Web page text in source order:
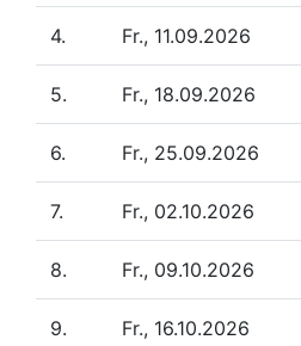
4. Fr., 11.09.2026
5. Fr., 18.09.2026
6. Fr., 25.09.2026
7. Fr., 02.10.2026
8. Fr., 09.10.2026
9. Fr., 16.10.2026